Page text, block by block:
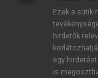
JELSZÓ ÚJRA
Ezek a sütik
hirdetők
egy
is